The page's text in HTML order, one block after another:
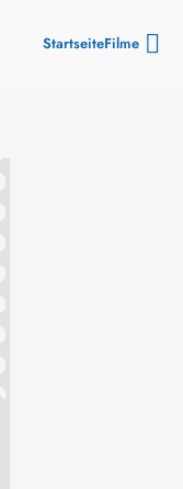
StartseiteFilme